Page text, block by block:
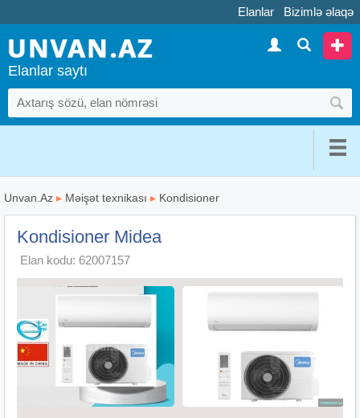
Elanlar Bizimlə əlaqə
Elanlar saytı
Unvan.Az ▸ Məişət texnikası ▸ Kondisioner
Kondisioner Midea
Elan kodu: 62007157